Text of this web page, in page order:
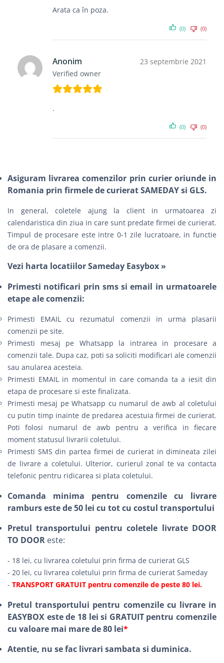
Arata ca în poza.
(0) (0)
Anonim
Verified owner
23 septembrie 2021
.
(0) (0)
Asiguram livrarea comenzilor prin curier oriunde in
Romania prin firmele de curierat SAMEDAY si GLS.
In general, coletele ajung la client in urmatoarea zi
calendaristica din ziua in care sunt predate firmei de curierat.
Timpul de procesare este intre 0-1 zile lucratoare, in functie
de ora de plasare a comenzii.
Vezi harta locatiilor Sameday Easybox »
Primesti notificari prin sms si email in urmatoarele
etape ale comenzii:
Primesti EMAIL cu rezumatul comenzii in urma plasarii
comenzii pe site.
Primesti mesaj pe Whatsapp la intrarea in procesare a
comenzii tale. Dupa caz, poti sa soliciti modificari ale comenzii
sau anularea acesteia.
Primesti EMAIL in momentul in care comanda ta a iesit din
etapa de procesare si este finalizata.
Primesti mesaj pe Whatsapp cu numarul de awb al coletului
cu putin timp inainte de predarea acestuia firmei de curierat.
Poti folosi numarul de awb pentru a verifica in fiecare
moment statusul livrarii coletului.
Primesti SMS din partea firmei de curierat in dimineata zilei
de livrare a coletului. Ulterior, curierul zonal te va contacta
telefonic pentru ridicarea si plata coletului.
Comanda minima pentru comenzile cu livrare
ramburs este de 50 lei cu tot cu costul transportului
Pretul transportului pentru coletele livrate DOOR
TO DOOR este:
- 18 lei, cu livrarea coletului prin firma de curierat GLS
- 20 lei, cu livrarea coletului prin firma de curierat Sameday
- TRANSPORT GRATUIT pentru comenzile de peste 80 lei.
Pretul transportului pentru comenzile cu livrare in
EASYBOX este de 18 lei si GRATUIT pentru comenzile
cu valoare mai mare de 80 lei*
Atentie, nu se fac livrari sambata si duminica.